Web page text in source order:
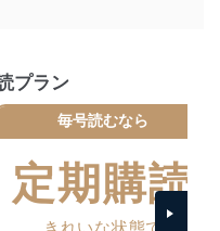
確化し、 個人データへ
ています。
ユーザー制御機能（ユ
より、個人情報データ
ステムを使用する従業
プラン
毎号読むなら
定期購読